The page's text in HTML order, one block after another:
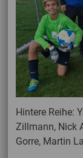
Hintere Reihe:
Zillmann, Nick
Gorre, Martin